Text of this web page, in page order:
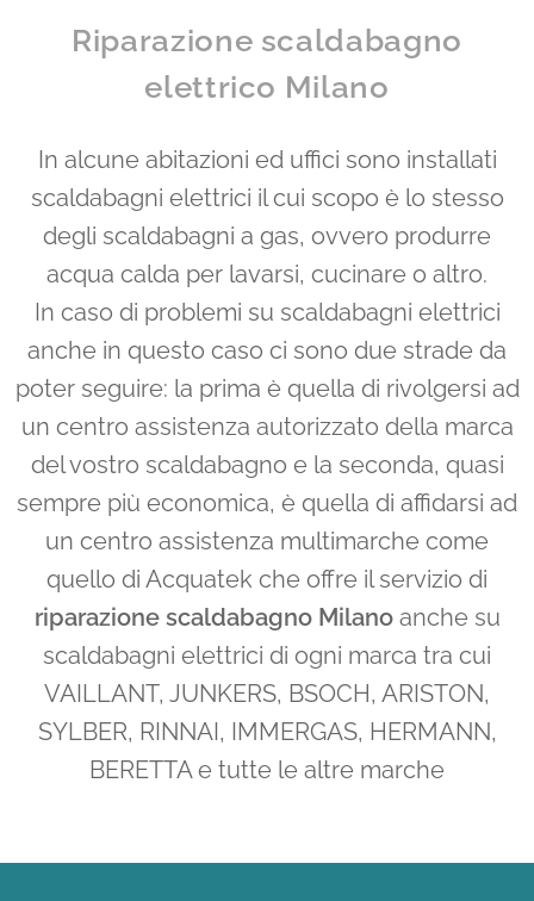
Riparazione scaldabagno
elettrico Milano
In alcune abitazioni ed uffici sono installati
scaldabagni elettrici il cui scopo è lo stesso
degli scaldabagni a gas, ovvero produrre
acqua calda per lavarsi, cucinare o altro.
In caso di problemi su scaldabagni elettrici
anche in questo caso ci sono due strade da
poter seguire: la prima è quella di rivolgersi ad
un centro assistenza autorizzato della marca
del vostro scaldabagno e la seconda, quasi
sempre più economica, è quella di affidarsi ad
un centro assistenza multimarche come
quello di Acquatek che offre il servizio di
riparazione scaldabagno Milanoanche su
scaldabagni elettrici di ogni marca tra cui
VAILLANT, JUNKERS, BSOCH, ARISTON,
SYLBER, RINNAI, IMMERGAS, HERMANN,
BERETTA e tutte le altre marche